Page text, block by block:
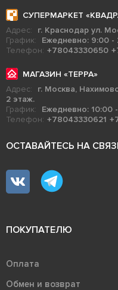
СУПЕРМАРКЕТ
Адрес:
г. Краснодар ул.
График:
Ежедневно: 9:00 -
Телефон: +78043330650
МАГАЗИН «ТЕРРА»
Адрес:
г. Москва,
2 этаж.
График:
Ежедневно: 10:00
Телефон: +78043330621
ОСТАВАЙТЕСЬ НА
ПОКУПАТЕЛЮ
Оплата
Обмен и возврат